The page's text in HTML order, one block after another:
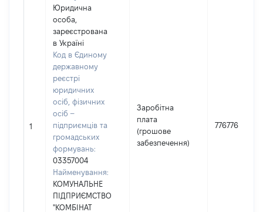
1
Юридична
особа,
зареєстрована
в Україні
Код в Єдиному
державному
реєстрі
юридичних
осіб, фізичних
осіб –
підприємців та
громадських
формувань:
03357004
Найменування:
КОМУНАЛЬНЕ
ПІДПРИЄМСТВО
"КОМБІНАТ
Заробітна
плата
(грошове
забезпечення)
776776